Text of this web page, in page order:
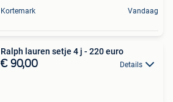
Kortemark Vandaag
Ralph lauren setje 4 j - 220 euro
€ 90,00 Details